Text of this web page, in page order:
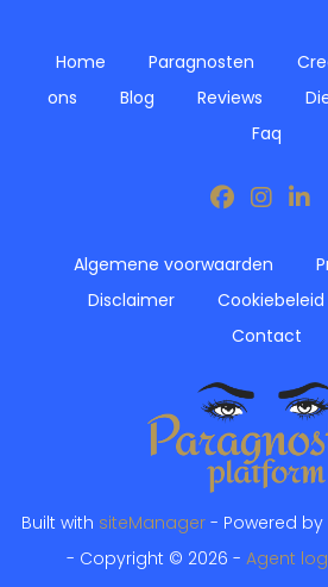
Home Paragnosten
ons
Blog Reviews
Faq
Algemene voorwaarden
Disclaimer
Cookiebeleid
Contact
Built with siteManager - Powered by
- Copyright © 2026 - Agent